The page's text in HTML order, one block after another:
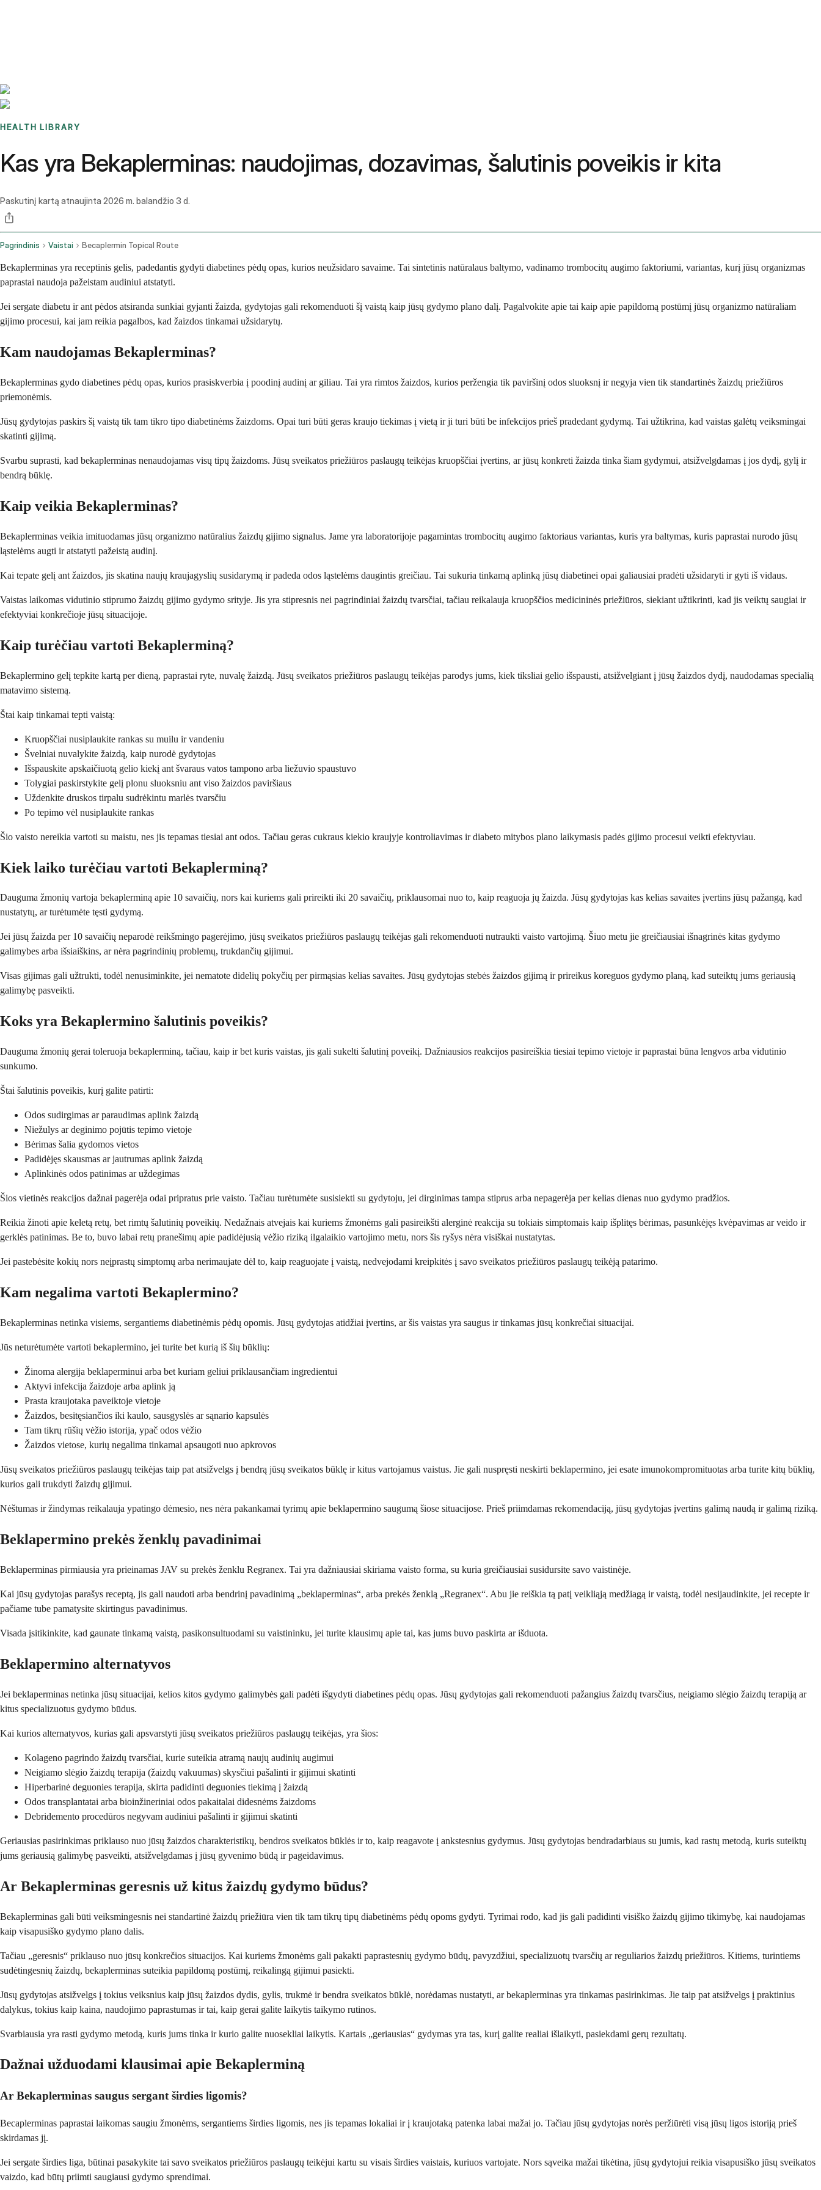
HEALTH LIBRARY
Kas yra Bekaplerminas: naudojimas, dozavimas, šalutinis poveikis ir kita
Paskutinį kartą atnaujinta 2026 m. balandžio 3 d.
Pagrindinis Vaistai Becaplermin Topical Route
Bekaplerminas yra receptinis gelis, padedantis gydyti diabetines pėdų opas, kurios neužsidaro savaime. Tai sintetinis natūralaus baltymo, vadinamo trombocitų augimo faktoriumi, variantas, kurį jūsų organizmas
paprastai naudoja pažeistam audiniui atstatyti.
Jei sergate diabetu ir ant pėdos atsiranda sunkiai gyjanti žaizda, gydytojas gali rekomenduoti šį vaistą kaip jūsų gydymo plano dalį. Pagalvokite apie tai kaip apie papildomą postūmį jūsų organizmo natūraliam
gijimo procesui, kai jam reikia pagalbos, kad žaizdos tinkamai užsidarytų.
Kam naudojamas Bekaplerminas?
Bekaplerminas gydo diabetines pėdų opas, kurios prasiskverbia į poodinį audinį ar giliau. Tai yra rimtos žaizdos, kurios peržengia tik paviršinį odos sluoksnį ir negyja vien tik standartinės žaizdų priežiūros
priemonėmis.
Jūsų gydytojas paskirs šį vaistą tik tam tikro tipo diabetinėms žaizdoms. Opai turi būti geras kraujo tiekimas į vietą ir ji turi būti be infekcijos prieš pradedant gydymą. Tai užtikrina, kad vaistas galėtų veiksmingai
skatinti gijimą.
Svarbu suprasti, kad bekaplerminas nenaudojamas visų tipų žaizdoms. Jūsų sveikatos priežiūros paslaugų teikėjas kruopščiai įvertins, ar jūsų konkreti žaizda tinka šiam gydymui, atsižvelgdamas į jos dydį, gylį ir
bendrą būklę.
Kaip veikia Bekaplerminas?
Bekaplerminas veikia imituodamas jūsų organizmo natūralius žaizdų gijimo signalus. Jame yra laboratorijoje pagamintas trombocitų augimo faktoriaus variantas, kuris yra baltymas, kuris paprastai nurodo jūsų
ląstelėms augti ir atstatyti pažeistą audinį.
Kai tepate gelį ant žaizdos, jis skatina naujų kraujagyslių susidarymą ir padeda odos ląstelėms daugintis greičiau. Tai sukuria tinkamą aplinką jūsų diabetinei opai galiausiai pradėti užsidaryti ir gyti iš vidaus.
Vaistas laikomas vidutinio stiprumo žaizdų gijimo gydymo srityje. Jis yra stipresnis nei pagrindiniai žaizdų tvarsčiai, tačiau reikalauja kruopščios medicininės priežiūros, siekiant užtikrinti, kad jis veiktų saugiai ir
efektyviai konkrečioje jūsų situacijoje.
Kaip turėčiau vartoti Bekaplerminą?
Bekaplermino gelį tepkite kartą per dieną, paprastai ryte, nuvalę žaizdą. Jūsų sveikatos priežiūros paslaugų teikėjas parodys jums, kiek tiksliai gelio išspausti, atsižvelgiant į jūsų žaizdos dydį, naudodamas specialią
matavimo sistemą.
Štai kaip tinkamai tepti vaistą:
Kruopščiai nusiplaukite rankas su muilu ir vandeniu
Švelniai nuvalykite žaizdą, kaip nurodė gydytojas
Išspauskite apskaičiuotą gelio kiekį ant švaraus vatos tampono arba liežuvio spaustuvo
Tolygiai paskirstykite gelį plonu sluoksniu ant viso žaizdos paviršiaus
Uždenkite druskos tirpalu sudrėkintu marlės tvarsčiu
Po tepimo vėl nusiplaukite rankas
Šio vaisto nereikia vartoti su maistu, nes jis tepamas tiesiai ant odos. Tačiau geras cukraus kiekio kraujyje kontroliavimas ir diabeto mitybos plano laikymasis padės gijimo procesui veikti efektyviau.
Kiek laiko turėčiau vartoti Bekaplerminą?
Dauguma žmonių vartoja bekaplerminą apie 10 savaičių, nors kai kuriems gali prireikti iki 20 savaičių, priklausomai nuo to, kaip reaguoja jų žaizda. Jūsų gydytojas kas kelias savaites įvertins jūsų pažangą, kad
nustatytų, ar turėtumėte tęsti gydymą.
Jei jūsų žaizda per 10 savaičių neparodė reikšmingo pagerėjimo, jūsų sveikatos priežiūros paslaugų teikėjas gali rekomenduoti nutraukti vaisto vartojimą. Šiuo metu jie greičiausiai išnagrinės kitas gydymo
galimybes arba išsiaiškins, ar nėra pagrindinių problemų, trukdančių gijimui.
Visas gijimas gali užtrukti, todėl nenusiminkite, jei nematote didelių pokyčių per pirmąsias kelias savaites. Jūsų gydytojas stebės žaizdos gijimą ir prireikus koreguos gydymo planą, kad suteiktų jums geriausią
galimybę pasveikti.
Koks yra Bekaplermino šalutinis poveikis?
Dauguma žmonių gerai toleruoja bekaplerminą, tačiau, kaip ir bet kuris vaistas, jis gali sukelti šalutinį poveikį. Dažniausios reakcijos pasireiškia tiesiai tepimo vietoje ir paprastai būna lengvos arba vidutinio
sunkumo.
Štai šalutinis poveikis, kurį galite patirti:
Odos sudirgimas ar paraudimas aplink žaizdą
Niežulys ar deginimo pojūtis tepimo vietoje
Bėrimas šalia gydomos vietos
Padidėjęs skausmas ar jautrumas aplink žaizdą
Aplinkinės odos patinimas ar uždegimas
Šios vietinės reakcijos dažnai pagerėja odai pripratus prie vaisto. Tačiau turėtumėte susisiekti su gydytoju, jei dirginimas tampa stiprus arba nepagerėja per kelias dienas nuo gydymo pradžios.
Reikia žinoti apie keletą retų, bet rimtų šalutinių poveikių. Nedažnais atvejais kai kuriems žmonėms gali pasireikšti alerginė reakcija su tokiais simptomais kaip išplitęs bėrimas, pasunkėjęs kvėpavimas ar veido ir
gerklės patinimas. Be to, buvo labai retų pranešimų apie padidėjusią vėžio riziką ilgalaikio vartojimo metu, nors šis ryšys nėra visiškai nustatytas.
Jei pastebėsite kokių nors neįprastų simptomų arba nerimaujate dėl to, kaip reaguojate į vaistą, nedvejodami kreipkitės į savo sveikatos priežiūros paslaugų teikėją patarimo.
Kam negalima vartoti Bekaplermino?
Bekaplerminas netinka visiems, sergantiems diabetinėmis pėdų opomis. Jūsų gydytojas atidžiai įvertins, ar šis vaistas yra saugus ir tinkamas jūsų konkrečiai situacijai.
Jūs neturėtumėte vartoti bekaplermino, jei turite bet kurią iš šių būklių:
Žinoma alergija beklaperminui arba bet kuriam geliui priklausančiam ingredientui
Aktyvi infekcija žaizdoje arba aplink ją
Prasta kraujotaka paveiktoje vietoje
Žaizdos, besitęsiančios iki kaulo, sausgyslės ar sąnario kapsulės
Tam tikrų rūšių vėžio istorija, ypač odos vėžio
Žaizdos vietose, kurių negalima tinkamai apsaugoti nuo apkrovos
Jūsų sveikatos priežiūros paslaugų teikėjas taip pat atsižvelgs į bendrą jūsų sveikatos būklę ir kitus vartojamus vaistus. Jie gali nuspręsti neskirti beklapermino, jei esate imunokompromituotas arba turite kitų būklių,
kurios gali trukdyti žaizdų gijimui.
Nėštumas ir žindymas reikalauja ypatingo dėmesio, nes nėra pakankamai tyrimų apie beklapermino saugumą šiose situacijose. Prieš priimdamas rekomendaciją, jūsų gydytojas įvertins galimą naudą ir galimą riziką.
Beklapermino prekės ženklų pavadinimai
Beklaperminas pirmiausia yra prieinamas JAV su prekės ženklu Regranex. Tai yra dažniausiai skiriama vaisto forma, su kuria greičiausiai susidursite savo vaistinėje.
Kai jūsų gydytojas parašys receptą, jis gali naudoti arba bendrinį pavadinimą „beklaperminas“, arba prekės ženklą „Regranex“. Abu jie reiškia tą patį veikliąją medžiagą ir vaistą, todėl nesijaudinkite, jei recepte ir
pačiame tube pamatysite skirtingus pavadinimus.
Visada įsitikinkite, kad gaunate tinkamą vaistą, pasikonsultuodami su vaistininku, jei turite klausimų apie tai, kas jums buvo paskirta ar išduota.
Beklapermino alternatyvos
Jei beklaperminas netinka jūsų situacijai, kelios kitos gydymo galimybės gali padėti išgydyti diabetines pėdų opas. Jūsų gydytojas gali rekomenduoti pažangius žaizdų tvarsčius, neigiamo slėgio žaizdų terapiją ar
kitus specializuotus gydymo būdus.
Kai kurios alternatyvos, kurias gali apsvarstyti jūsų sveikatos priežiūros paslaugų teikėjas, yra šios:
Kolageno pagrindo žaizdų tvarsčiai, kurie suteikia atramą naujų audinių augimui
Neigiamo slėgio žaizdų terapija (žaizdų vakuumas) skysčiui pašalinti ir gijimui skatinti
Hiperbarinė deguonies terapija, skirta padidinti deguonies tiekimą į žaizdą
Odos transplantatai arba bioinžineriniai odos pakaitalai didesnėms žaizdoms
Debridemento procedūros negyvam audiniui pašalinti ir gijimui skatinti
Geriausias pasirinkimas priklauso nuo jūsų žaizdos charakteristikų, bendros sveikatos būklės ir to, kaip reagavote į ankstesnius gydymus. Jūsų gydytojas bendradarbiaus su jumis, kad rastų metodą, kuris suteiktų
jums geriausią galimybę pasveikti, atsižvelgdamas į jūsų gyvenimo būdą ir pageidavimus.
Ar Bekaplerminas geresnis už kitus žaizdų gydymo būdus?
Bekaplerminas gali būti veiksmingesnis nei standartinė žaizdų priežiūra vien tik tam tikrų tipų diabetinėms pėdų opoms gydyti. Tyrimai rodo, kad jis gali padidinti visiško žaizdų gijimo tikimybę, kai naudojamas
kaip visapusiško gydymo plano dalis.
Tačiau „geresnis“ priklauso nuo jūsų konkrečios situacijos. Kai kuriems žmonėms gali pakakti paprastesnių gydymo būdų, pavyzdžiui, specializuotų tvarsčių ar reguliarios žaizdų priežiūros. Kitiems, turintiems
sudėtingesnių žaizdų, bekaplerminas suteikia papildomą postūmį, reikalingą gijimui pasiekti.
Jūsų gydytojas atsižvelgs į tokius veiksnius kaip jūsų žaizdos dydis, gylis, trukmė ir bendra sveikatos būklė, norėdamas nustatyti, ar bekaplerminas yra tinkamas pasirinkimas. Jie taip pat atsižvelgs į praktinius
dalykus, tokius kaip kaina, naudojimo paprastumas ir tai, kaip gerai galite laikytis taikymo rutinos.
Svarbiausia yra rasti gydymo metodą, kuris jums tinka ir kurio galite nuosekliai laikytis. Kartais „geriausias“ gydymas yra tas, kurį galite realiai išlaikyti, pasiekdami gerų rezultatų.
Dažnai užduodami klausimai apie Bekaplerminą
Ar Bekaplerminas saugus sergant širdies ligomis?
Becaplerminas paprastai laikomas saugiu žmonėms, sergantiems širdies ligomis, nes jis tepamas lokaliai ir į kraujotaką patenka labai mažai jo. Tačiau jūsų gydytojas norės peržiūrėti visą jūsų ligos istoriją prieš
skirdamas jį.
Jei sergate širdies liga, būtinai pasakykite tai savo sveikatos priežiūros paslaugų teikėjui kartu su visais širdies vaistais, kuriuos vartojate. Nors sąveika mažai tikėtina, jūsų gydytojui reikia visapusiško jūsų sveikatos
vaizdo, kad būtų priimti saugiausi gydymo sprendimai.